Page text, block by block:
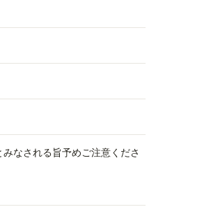
なされる旨予めご注意くださ